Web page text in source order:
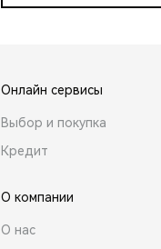
Онлайн сервисы
Выбор и покупка
Кредит
О компании
О нас